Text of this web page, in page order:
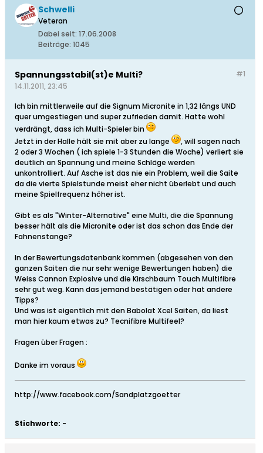
Schwelli
Veteran
Dabei seit: 17.06.2008
Beiträge: 1045
#1
Spannungsstabil(st)e Multi?
14.11.2011, 23:45
Ich bin mittlerweile auf die Signum Micronite in 1,32 längs UND
quer umgestiegen und super zufrieden damit. Hatte wohl
verdrängt, dass ich Multi-Spieler bin
Jetzt in der Halle hält sie mit aber zu lange
, will sagen nach
2 oder 3 Wochen ( ich spiele 1-3 Stunden die Woche) verliert sie
deutlich an Spannung und meine Schläge werden
unkontrolliert. Auf Asche ist das nie ein Problem, weil die Saite
da die vierte Spielstunde meist eher nicht überlebt und auch
meine Spielfrequenz höher ist.
Gibt es als "Winter-Alternative" eine Multi, die die Spannung
besser hält als die Micronite oder ist das schon das Ende der
Fahnenstange?
In der Bewertungsdatenbank kommen (abgesehen von den
ganzen Saiten die nur sehr wenige Bewertungen haben) die
Weiss Cannon Explosive und die Kirschbaum Touch Multifibre
sehr gut weg. Kann das jemand bestätigen oder hat andere
Tipps?
Und was ist eigentlich mit den Babolat Xcel Saiten, da liest
man hier kaum etwas zu? Tecnifibre Multifeel?
Fragen über Fragen :
Danke im voraus
http://www.facebook.com/Sandplatzgoetter
Stichworte: -